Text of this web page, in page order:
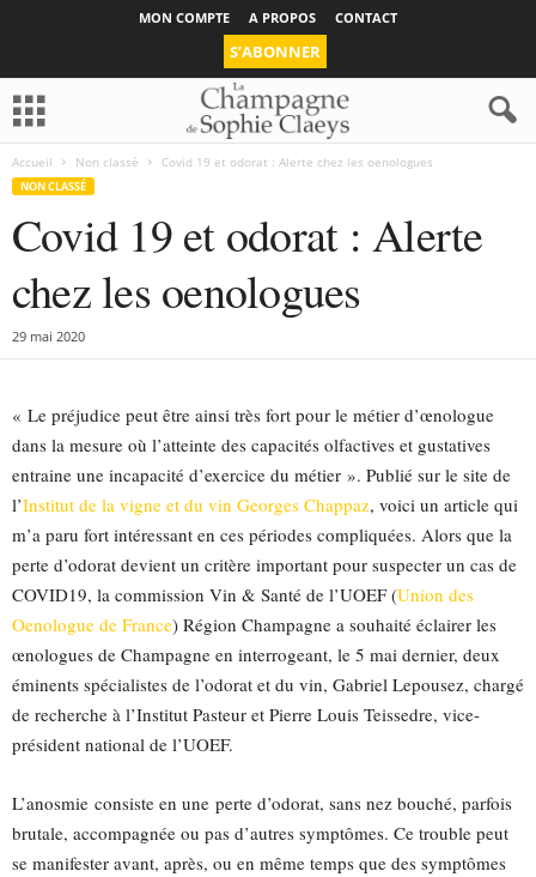
MON COMPTE A PROPOS CONTACT
S’ABONNER
Accueil Non classé Covid 19 et odorat : Alerte chez les oenologues
NON CLASSÉ
Covid 19 et odorat : Alerte
chez les oenologues
29 mai 2020
« Le préjudice peut être ainsi très fort pour le métier d’œnologue
dans la mesure où l’atteinte des capacités olfactives et gustatives
entraine une incapacité d’exercice du métier ». Publié sur le site de
l’Institut de la vigne et du vin Georges Chappaz, voici un article qui
m’a paru fort intéressant en ces périodes compliquées. Alors que la
perte d’odorat devient un critère important pour suspecter un cas de
COVID19, la commission Vin & Santé de l’UOEF (Union des
Oenologue de France) Région Champagne a souhaité éclairer les
œnologues de Champagne en interrogeant, le 5 mai dernier, deux
éminents spécialistes de l’odorat et du vin, Gabriel Lepousez, chargé
de recherche à l’Institut Pasteur et Pierre Louis Teissedre, vice-
président national de l’UOEF.
L’anosmie consiste en une perte d’odorat, sans nez bouché, parfois
brutale, accompagnée ou pas d’autres symptômes. Ce trouble peut
se manifester avant, après, ou en même temps que des symptômes